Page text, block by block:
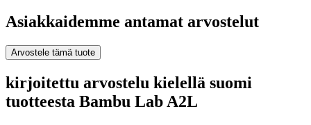
Asiakkaidemme antamat arvostelut
Arvostele tämä tuote
kirjoitettu arvostelu kielellä suomi
tuotteesta Bambu Lab A2L